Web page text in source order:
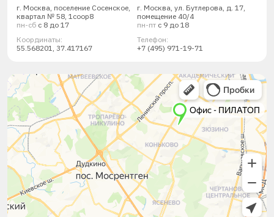
г. Москва, поселение Сосенское,
квартал № 58, 1соор8
пн-сб с 8 до 17
Координаты:
55.568201, 37.417167
г. Москва, ул. Бутлерова, д. 17,
помещение 40/4
пн-пт с 9 до 18
Телефон:
+7 (495) 971-19-71